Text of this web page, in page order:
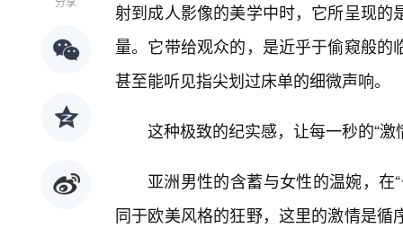
射到成人影像的美学中时，它所呈现
量。它带给观众的，是近乎于偷窥般
甚至能听见指尖划过床单的细微声响。
这种极致的纪实感，让每一秒的“
亚洲男性的含蓄与女性的温婉，在
同于欧美风格的狂野，这里的激情是